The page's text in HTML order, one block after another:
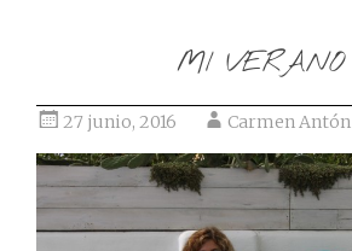
MI VERANO
27 junio, 2016 Carmen Antón